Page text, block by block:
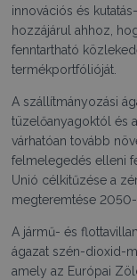
innovációs és
hozzájárul ahhoz,
fenntartható
termékportfólióját.
A szállítmányozási
tüzelőanyagoktól és
várhatóan tovább
felmelegedés elleni
Unió célkitűzése a
megteremtése 2050-
A jármű- és
ágazat szén-dioxid-
amely az Európai